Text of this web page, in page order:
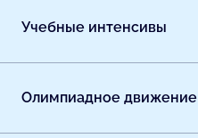
Учебные интенсивы
Олимпиадное движение